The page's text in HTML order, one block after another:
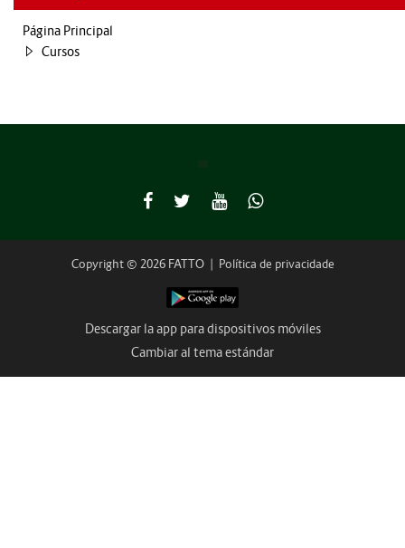
Página Principal
Cursos
Copyright © 2026 FATTO | Política de privacidade
Descargar la app para dispositivos móviles
Cambiar al tema estándar